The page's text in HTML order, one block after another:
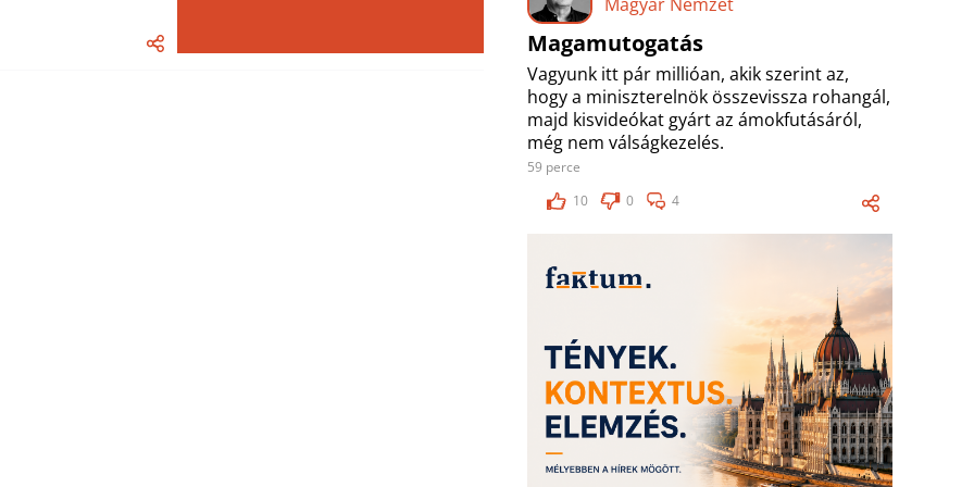
Magamutogatás
Vagyunk itt pár millióan, akik szerint az,
hogy a miniszterelnök összevissza rohangál,
majd kisvideókat gyárt az ámokfutásáról,
még nem válságkezelés.
59 perce
10
0 4